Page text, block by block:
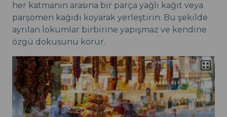
her katmanın arasına bir parça yağlı kağıt veya
parşömen kağıdı koyarak yerleştirin. Bu şekilde
ayrılan lokumlar birbirine yapışmaz ve kendine
özgü dokusunu korur.